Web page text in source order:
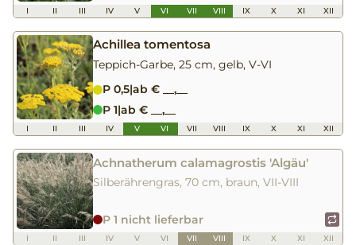
I II III IV V VI VII VIII IX X XI XII
Achillea tomentosa
Teppich-Garbe, 25 cm, gelb, V-VI
P 0,5|ab € __,__
P 1|ab € __,__
I II III IV V VI VII VIII IX X XI XII
Achnatherum calamagrostis 'Algäu'
Silberährengras, 70 cm, braun, VII-VIII
P 1 nicht lieferbar
I II III IV V VI VII VIII IX X XI XII